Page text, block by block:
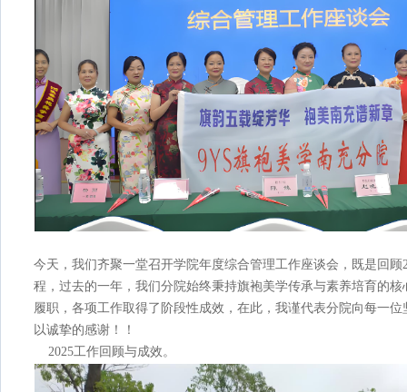
今天，我们齐聚一堂召开学院年度综合管理工作座谈会，既是回顾
程，过去的一年，我们分院始终秉持旗袍美学传承与素养培育的
履职，各项工作取得了阶段性成效，在此，我谨代表分院向每一
以诚挚的感谢！！
2025工作回顾与成效。